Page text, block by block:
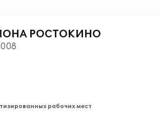
РОСТОКИНО
рабочих мест